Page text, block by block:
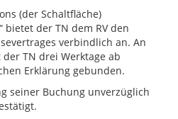
(der Schaltfläche)
der TN dem RV den
verbindlich an. An
TN drei Werktage ab
Erklärung gebunden.
seiner Buchung unverzüglich